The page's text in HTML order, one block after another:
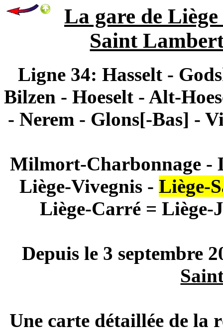
La gare de
Saint
Ligne 34: Hasselt -
Bilzen - Hoeselt - Alt-
- Nerem - Glons[-Bas] -
Milmort-Charbonnage -
Liège-Vivegnis - Liège-
Liège-Carré = Liège-
Depuis le 3 septembre
Une carte détaillée de la